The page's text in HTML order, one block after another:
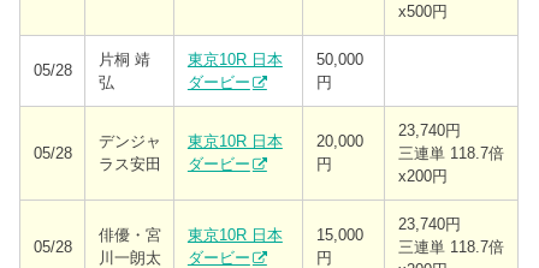
x500円
05/28
片桐 靖
弘
東京10R 日本
ダービー
50,000
円
05/28
デンジャ
ラス安田
東京10R 日本
ダービー
20,000
円
23,740円
三連単 118.7倍
x200円
05/28
俳優・宮
川一朗太
東京10R 日本
ダービー
15,000
円
23,740円
三連単 118.7倍